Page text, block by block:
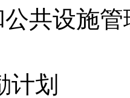
共设施管
计划